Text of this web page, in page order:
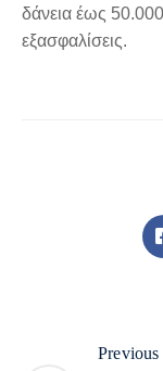
δάνεια έως
εξασφαλίσεις.
Previous